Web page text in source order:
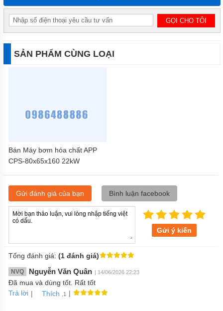
SẢN PHẨM CÙNG LOẠI
Bán Máy bơm hóa chất APP
CPS-80x65x160 22kW
Gửi đánh giá của bạn Bình luận facebook
Gửi ý kiến
Tổng đánh giá: (1 đánh giá)
NVQ Nguyễn Văn Quân | 14/06/2026 22:23
Đã mua và dùng tốt. Rất tốt
Trả lời | Thích .1 |